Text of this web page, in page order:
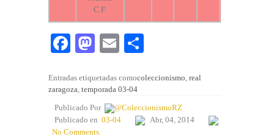
C.F.
Fa
bo
ok
M
to
do
n
E
ail m
pa
rti
Entradas etiquetadas comocoleccionismo, real
zaragoza, temporada 03-04
Publicado Por
@ColeccionismoRZ
Publicado en 03-04
Abr, 04, 2014
No Comments.